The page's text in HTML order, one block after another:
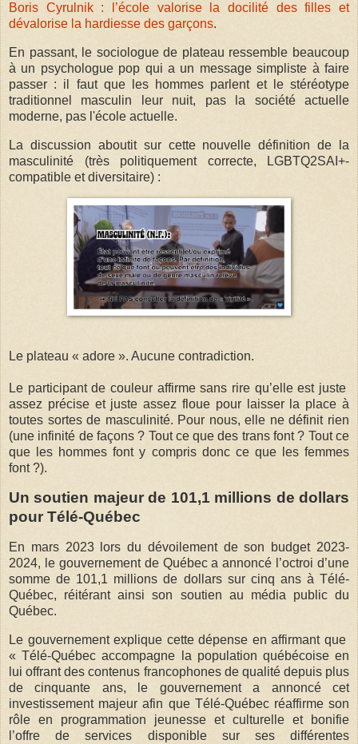
Boris Cyrulnik : l’école valorise la docilité des filles et
dévalorise la hardiesse des garçons.
En passant, le sociologue de plateau ressemble beaucoup
à un psychologue pop qui a un message simpliste à faire
passer : il faut que les hommes parlent et le stéréotype
traditionnel masculin leur nuit, pas la société actuelle
moderne, pas l'école actuelle.
La discussion aboutit sur cette nouvelle définition de la
masculinité (très politiquement correcte, LGBTQ2SAI+-
compatible et diversitaire) :
Le plateau « adore ». Aucune contradiction.
Le participant de couleur affirme sans rire qu’elle est juste
assez précise et juste assez floue pour laisser la place à
toutes sortes de masculinité. Pour nous, elle ne définit rien
(une infinité de façons ? Tout ce que des trans font ? Tout ce
que les hommes font y compris donc ce que les femmes
font ?).
Un soutien majeur de 101,1 millions de dollars
pour Télé-Québec
En mars 2023 lors du dévoilement de son budget 2023-
2024, le gouvernement de Québec a annoncé l’octroi d’une
somme de 101,1 millions de dollars sur cinq ans à Télé-
Québec, réitérant ainsi son soutien au média public du
Québec.
Le gouvernement explique cette dépense en affirmant que
« Télé-Québec accompagne la population québécoise en
lui offrant des contenus francophones de qualité depuis plus
de cinquante ans, le gouvernement a annoncé cet
investissement majeur afin que Télé-Québec réaffirme son
rôle en programmation jeunesse et culturelle et bonifie
l’offre de services disponible sur ses différentes